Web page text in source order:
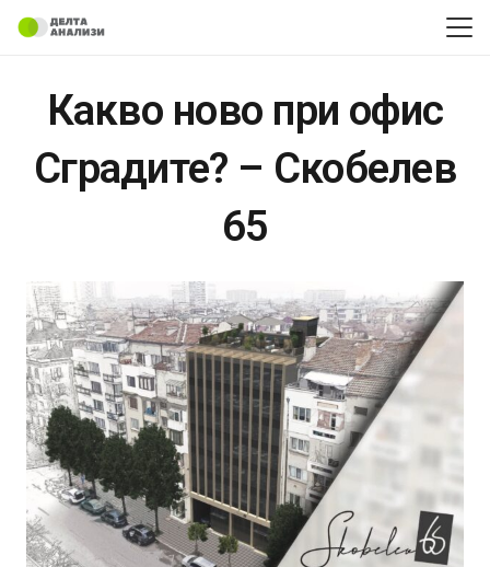
Какво ново при офис
Сградите? – Скобелев
65